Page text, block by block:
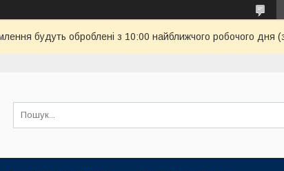
будуть оброблені з 10:00 найближчого робочого дня